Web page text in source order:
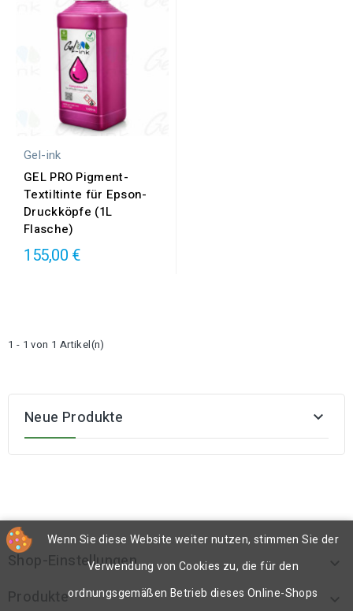
Gel-ink
GEL PRO Pigment-
Textiltinte für Epson-
Druckköpfe (1L
Flasche)
155,00 €
1 - 1 von 1 Artikel(n)
Neue Produkte 
Shop-Einstellungen 
Produkte 
Wenn Sie diese Website weiter nutzen, stimmen Sie der
Verwendung von Cookies zu, die für den
ordnungsgemäßen Betrieb dieses Online-Shops